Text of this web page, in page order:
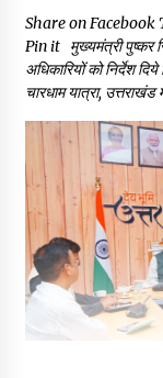
Share on
Pin it मुख्यमंत्री पुष्कर
अधिकारियों को निर्देश
चारधाम यात्रा,